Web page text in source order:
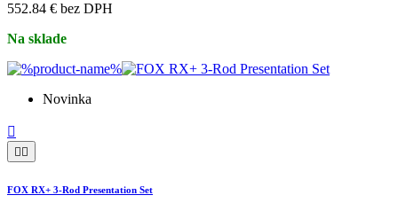
552.84 € bez DPH
Na sklade
Novinka

 
FOX RX+ 3-Rod Presentation Set